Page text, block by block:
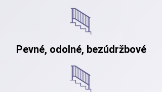
Pevné, odolné, bezúdržbové